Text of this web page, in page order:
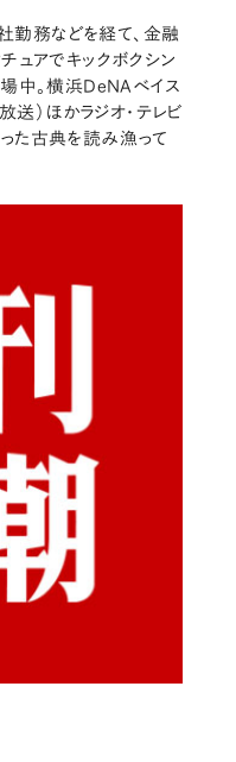
勤務などを経て、金融
ュアでキックボクシン
中。横浜DeNAベイス
送）ほかラジオ・テレビ
た古典を読み漁って